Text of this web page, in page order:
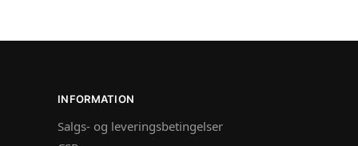
INFORMATION
Salgs- og leveringsbetingelser